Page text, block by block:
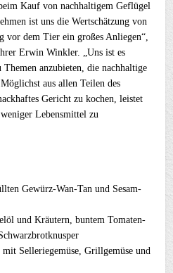
Kauf von nachhaltigem Geflügel
ist uns die Wertschätzung von
vor dem Tier ein großes Anliegen“,
Erwin Winkler. „Uns ist es
anzubieten, die nachhaltige
aus allen Teilen des
Gericht zu kochen, leistet
Lebensmittel zu
Gewürz-Wan-Tan und Sesam-
und Kräutern, buntem Tomaten-
mit Selleriegemüse, Grillgemüse und